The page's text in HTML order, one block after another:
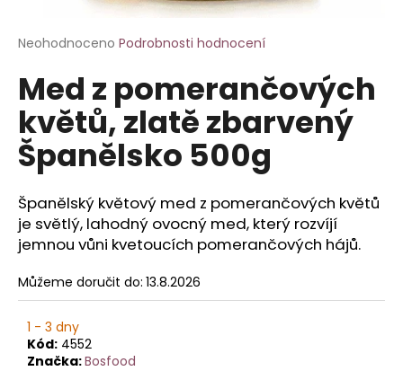
Průměrné
produktu
je
0,0
5
hvězdiček.
Neohodnoceno Podrobnosti hodnocení
Med z pomerančových
květů, zlatě zbarvený
Španělsko 500g
Španělský květový med z pomerančových květů
je světlý, lahodný ovocný med, který rozvíjí
jemnou vůni kvetoucích pomerančových hájů.
Můžeme doručit do: 13.8.2026
1 - 3 dny
Kód: 4552
Značka:Bosfood
j
t
?
HLEDAT
D
o
p
o